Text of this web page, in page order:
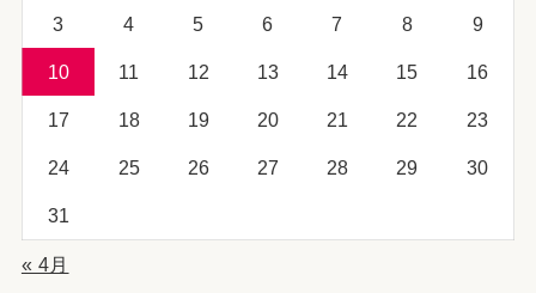
3 4 5 6 7 8 9
10 11 12 13 14 15 16
17 18 19 20 21 22 23
24 25 26 27 28 29 30
31
« 4月